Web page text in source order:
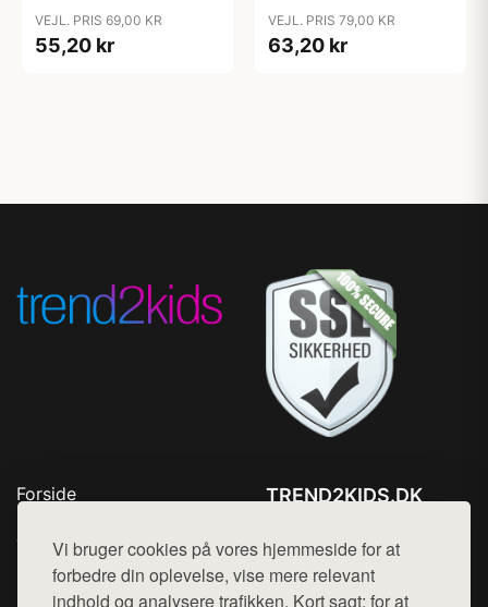
Vi bruger cookies på vores hjemmeside for at
forbedre din oplevelse, vise mere relevant
indhold og analysere trafikken. Kort sagt: for at
VEJL. PRIS 69,00 KR
55,20 kr
VEJL. PRIS 79,00 KR
63,20 kr
Forside
Top Rabatter
Blog
Kontakt
TREND2KIDS.DK
Mail: hej@want.dk